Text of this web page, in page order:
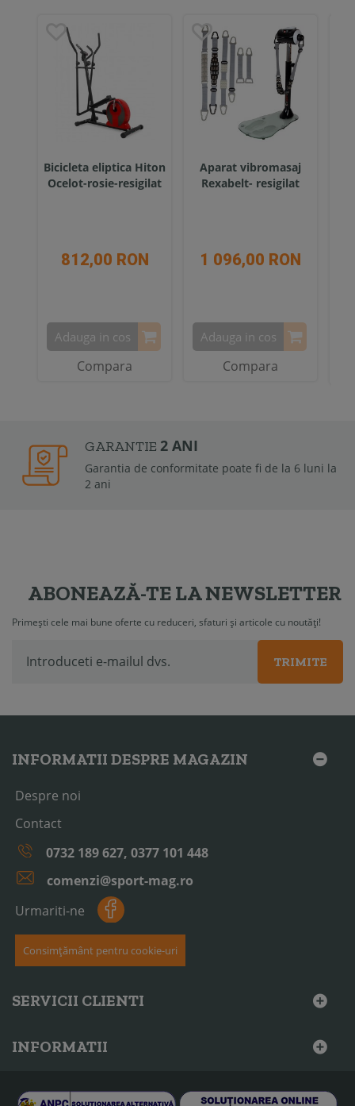
Bicicleta eliptica Hiton
Ocelot-rosie-resigilat
812,00 RON
Adauga in cos
Compara
Aparat vibromasaj
Rexabelt- resigilat
1 096,00 RON
Adauga in cos
Compara
GARANTIE 2 ANI
Garantia de conformitate poate fi de la 6 luni la
2 ani
ABONEAZĂ-TE LA NEWSLETTER
Primești cele mai bune oferte cu reduceri, sfaturi și articole cu noutăți!
TRIMITE
INFORMATII DESPRE MAGAZIN
Despre noi
Contact
0732 189 627, 0377 101 448
comenzi@sport-mag.ro
Urmariti-ne
Consimțământ pentru cookie-uri
SERVICII CLIENTI
INFORMATII